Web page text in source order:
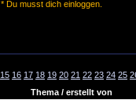
* Du musst dich einloggen.
15 16 17 18 19 20 21 22 23 24 25
Thema / erstellt von